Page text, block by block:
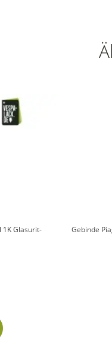
1K Glasurit-
Gebinde